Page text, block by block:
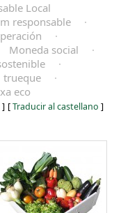
Local
responsable
·
·
Moneda social
·
·
trueque
·
eco
] [Traducir al castellano ]